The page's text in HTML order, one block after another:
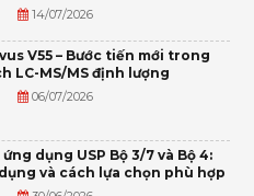
14/07/2026
V55 – Bước tiến mới trong
LC-MS/MS định lượng
06/07/2026
dụng USP Bộ 3/7 và Bộ 4:
và cách lựa chọn phù hợp